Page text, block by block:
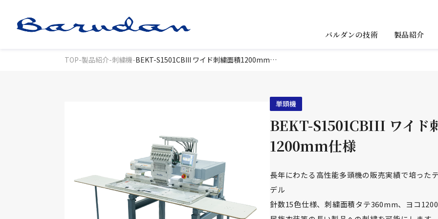
バルダンの技術 製品紹介
TOP-製品紹介-刺繍機- BEKT-S1501CBIII ワイド刺繍面積1200mm仕様
単頭機
BEKT-S1501CBIII ワイド
1200mm仕様
長年にわたる高性能多頭機の販売実績で培った
デル
針数15色仕様、刺繍面積タテ360mm、ヨコ